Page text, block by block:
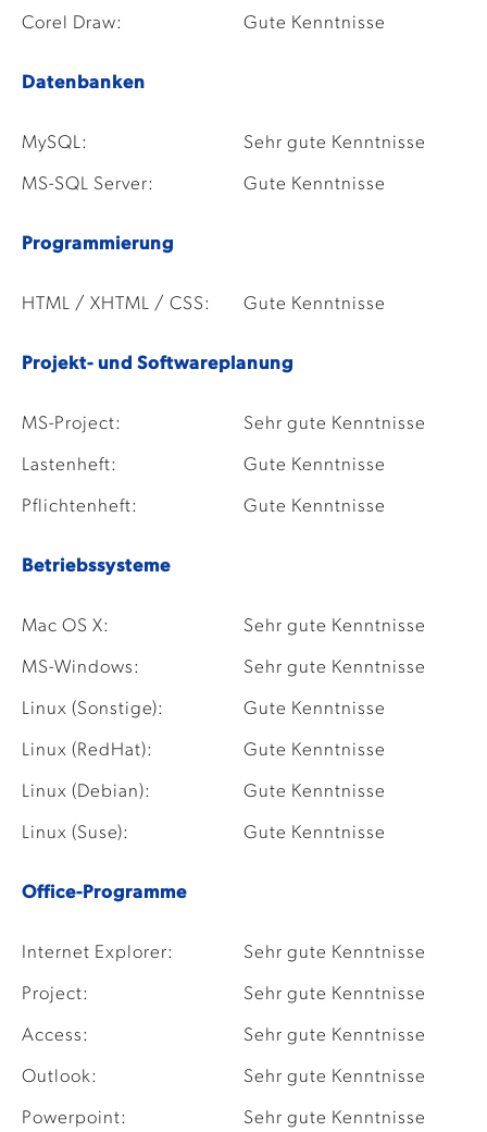
Corel Draw: Gute Kenntnisse
Datenbanken
MySQL: Sehr gute Kenntnisse
MS-SQL Server: Gute Kenntnisse
Programmierung
HTML / XHTML / CSS: Gute Kenntnisse
Projekt- und Softwareplanung
MS-Project: Sehr gute Kenntnisse
Lastenheft: Gute Kenntnisse
Pflichtenheft: Gute Kenntnisse
Betriebssysteme
Mac OS X: Sehr gute Kenntnisse
MS-Windows: Sehr gute Kenntnisse
Linux (Sonstige): Gute Kenntnisse
Linux (RedHat): Gute Kenntnisse
Linux (Debian): Gute Kenntnisse
Linux (Suse): Gute Kenntnisse
Office-Programme
Internet Explorer: Sehr gute Kenntnisse
Project: Sehr gute Kenntnisse
Access: Sehr gute Kenntnisse
Outlook: Sehr gute Kenntnisse
Powerpoint: Sehr gute Kenntnisse